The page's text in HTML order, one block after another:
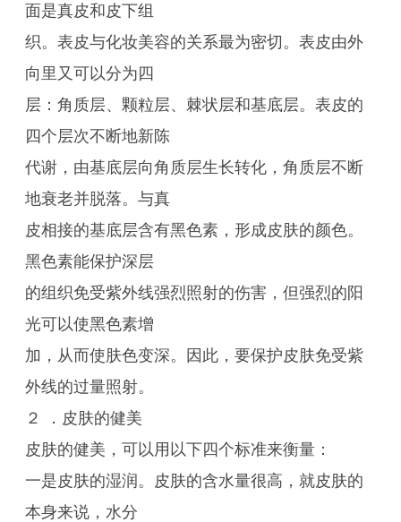
面是真皮和皮下组
织。表皮与化妆美容的关系最为密切。表皮由外
向里又可以分为四
层：角质层、颗粒层、棘状层和基底层。表皮的
四个层次不断地新陈
代谢，由基底层向角质层生长转化，角质层不断
地衰老并脱落。与真
皮相接的基底层含有黑色素，形成皮肤的颜色。
黑色素能保护深层
的组织免受紫外线强烈照射的伤害，但强烈的阳
光可以使黑色素增
加，从而使肤色变深。因此，要保护皮肤免受紫
外线的过量照射。
２ ．皮肤的健美
皮肤的健美，可以用以下四个标准来衡量：
一是皮肤的湿润。皮肤的含水量很高，就皮肤的
本身来说，水分